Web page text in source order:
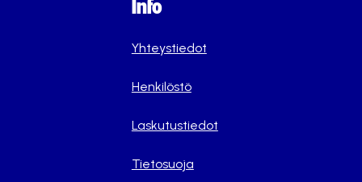
Info
Yhteystiedot
Henkilöstö
Laskutustiedot
Tietosuoja